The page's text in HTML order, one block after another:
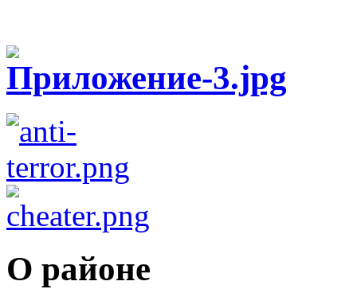
О районе